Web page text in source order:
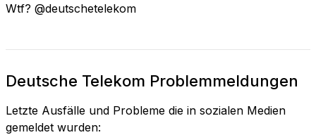
Wtf? @deutschetelekom
Deutsche Telekom Problemmeldungen
Letzte Ausfälle und Probleme die in sozialen Medien
gemeldet wurden: